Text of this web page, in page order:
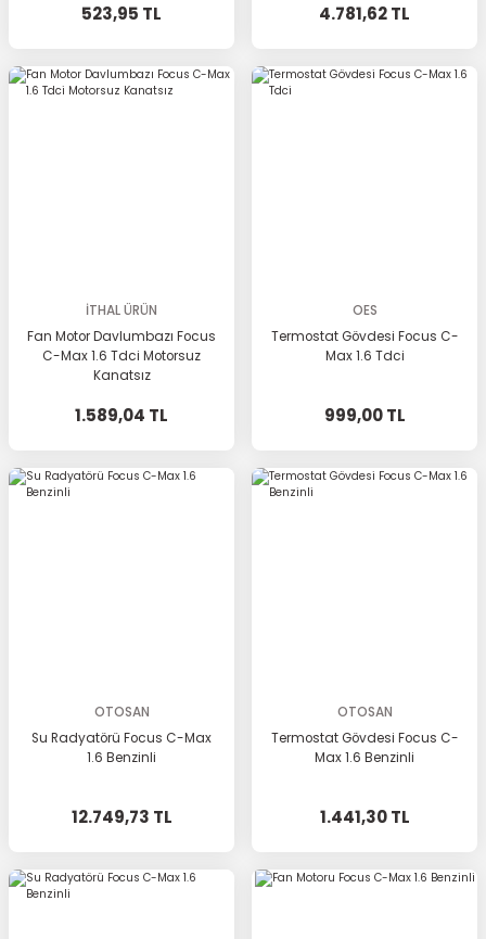
523,95 TL 4.781,62 TL
İTHAL ÜRÜN
Fan Motor Davlumbazı Focus
C-Max 1.6 Tdci Motorsuz
Kanatsız
1.589,04 TL
OES
Termostat Gövdesi Focus C-
Max 1.6 Tdci
999,00 TL
OTOSAN
Su Radyatörü Focus C-Max
1.6 Benzinli
12.749,73 TL
OTOSAN
Termostat Gövdesi Focus C-
Max 1.6 Benzinli
1.441,30 TL